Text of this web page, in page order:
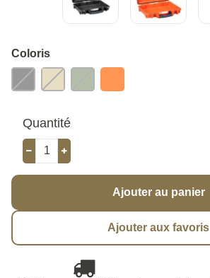
Coloris
Quantité
Ajouter au panier
Ajouter aux favoris